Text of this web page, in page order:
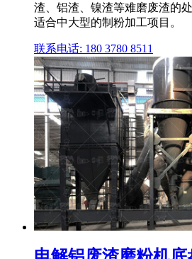
渣、铝渣、镍渣等难磨废渣的
适合中大型的制粉加工项目。
联系电话: 180 3780 8511